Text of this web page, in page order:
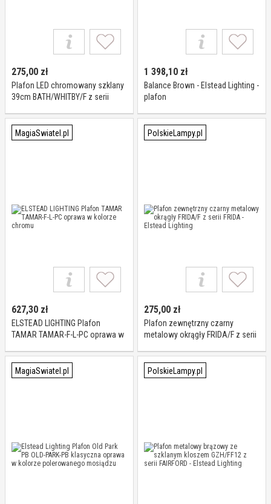
275,00 zł
Plafon LED chromowany szklany
39cm BATH/WHITBY/F z serii
1 398,10 zł
Balance Brown - Elstead Lighting -
plafon
MagiaSwiatel.pl
627,30 zł
ELSTEAD LIGHTING Plafon
TAMAR TAMAR-F-L-PC oprawa w
PolskieLampy.pl
275,00 zł
Plafon zewnętrzny czarny
metalowy okrągły FRIDA/F z serii
MagiaSwiatel.pl PolskieLampy.pl